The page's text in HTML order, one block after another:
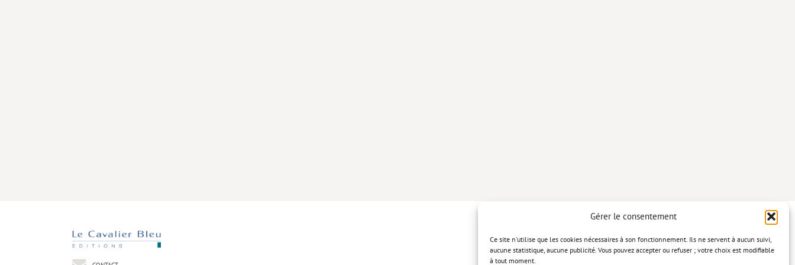
Gérer le consentement
Ce site n'utilise que les cookies nécessaires à son fonctionnement. Ils ne servent à aucun suivi,
aucune statistique, aucune publicité. Vous pouvez accepter ou refuser ; votre choix est modifiable
à tout moment.
Politique de confidentialité